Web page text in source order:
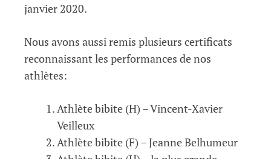
janvier 2020.
Nous avons aussi remis plusieurs certificats
reconnaissant les performances de nos
athlètes:
Athlète bibite (H) – Vincent-Xavier
Veilleux
Athlète bibite (F) – Jeanne Belhumeur